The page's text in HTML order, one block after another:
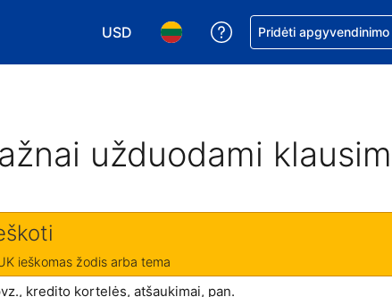
USD
Pasirinkite valiutą. Jūsų pasirinkta
Pasirinkite kalbą. Jūsų
Pagalba dėl užsakymo
Pridėti
užduodami
ieškomas žodis arba tema